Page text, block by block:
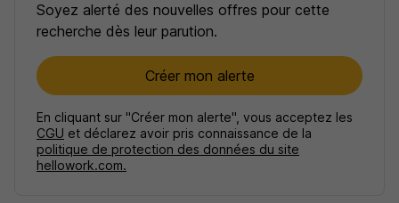
Soyez alerté des nouvelles offres pour cette
recherche dès leur parution.
Créer mon alerte
En cliquant sur "Créer mon alerte", vous acceptez les
CGU et déclarez avoir pris connaissance de la
politique de protection des données du site
hellowork.com.